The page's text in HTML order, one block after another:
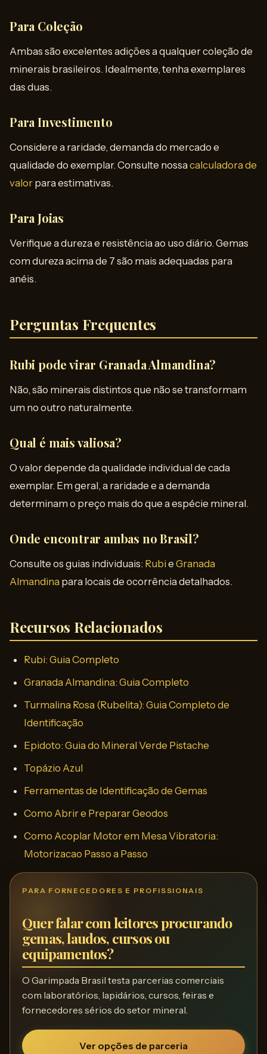
Para Coleção
Ambas são excelentes adições a qualquer coleção de
minerais brasileiros. Idealmente, tenha exemplares
das duas.
Para Investimento
Considere a raridade, demanda do mercado e
qualidade do exemplar. Consulte nossa calculadora de
valor para estimativas.
Para Joias
Verifique a dureza e resistência ao uso diário. Gemas
com dureza acima de 7 são mais adequadas para
anéis.
Perguntas Frequentes
Rubi pode virar Granada Almandina?
Não, são minerais distintos que não se transformam
um no outro naturalmente.
Qual é mais valiosa?
O valor depende da qualidade individual de cada
exemplar. Em geral, a raridade e a demanda
determinam o preço mais do que a espécie mineral.
Onde encontrar ambas no Brasil?
Consulte os guias individuais: Rubi e Granada
Almandina para locais de ocorrência detalhados.
Recursos Relacionados
Rubi: Guia Completo
Granada Almandina: Guia Completo
Turmalina Rosa (Rubelita): Guia Completo de
Identificação
Epidoto: Guia do Mineral Verde Pistache
Topázio Azul
Ferramentas de Identificação de Gemas
Como Abrir e Preparar Geodos
Como Acoplar Motor em Mesa Vibratoria:
Motorizacao Passo a Passo
PARA FORNECEDORES E PROFISSIONAIS
Quer falar com leitores procurando
gemas, laudos, cursos ou
equipamentos?
O Garimpada Brasil testa parcerias comerciais
com laboratórios, lapidários, cursos, feiras e
fornecedores sérios do setor mineral.
Ver opções de parceria